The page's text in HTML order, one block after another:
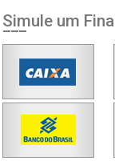
Simule um